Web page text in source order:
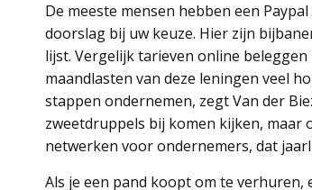
De meeste mensen hebben een
doorslag bij uw keuze. Hier zijn
lijst. Vergelijk tarieven online
maandlasten van deze leningen veel
stappen ondernemen, zegt Van der
zweetdruppels bij komen kijken, maar
netwerken voor ondernemers, dat
Als je een pand koopt om te